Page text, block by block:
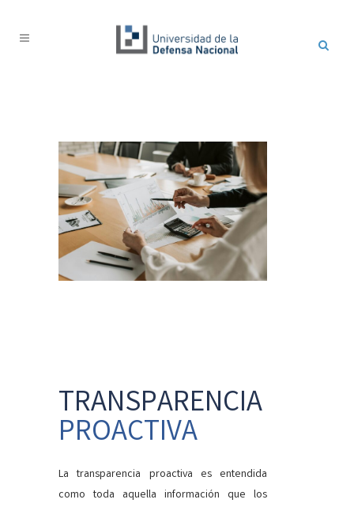
TRANSPARENCIA
PROACTIVA
La transparencia proactiva es entendida
como toda aquella información que los